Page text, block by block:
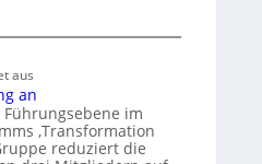
aus
an
im
‚Transformation
reduziert die